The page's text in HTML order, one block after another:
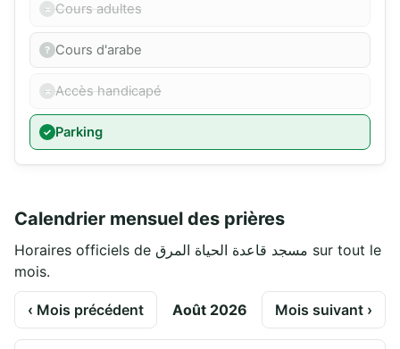
Cours adultes
Cours d'arabe
Accès handicapé
Parking
Calendrier mensuel des prières
Horaires officiels de مسجد قاعدة الحياة المرق sur tout le
mois.
‹ Mois précédent Août 2026 Mois suivant ›